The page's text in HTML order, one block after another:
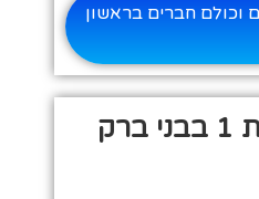
וכולם חברים בראשון
גן ילדים תפארת 1 בבני ברק